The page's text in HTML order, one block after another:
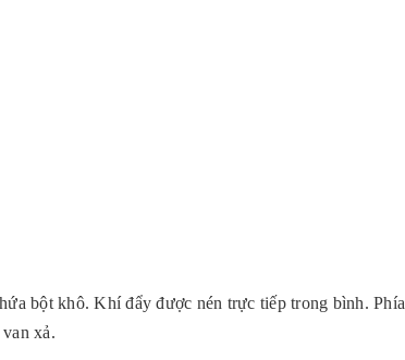
khô. Khí đẩy được nén trực tiếp trong bình. Phía
xả.